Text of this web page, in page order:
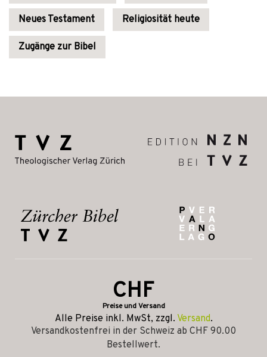
Neues Testament Religiosität heute
Zugänge zur Bibel
CHF
Preise und Versand
Alle Preise inkl. MwSt, zzgl. Versand.
Versandkostenfrei in der Schweiz ab CHF 90.00
Bestellwert.